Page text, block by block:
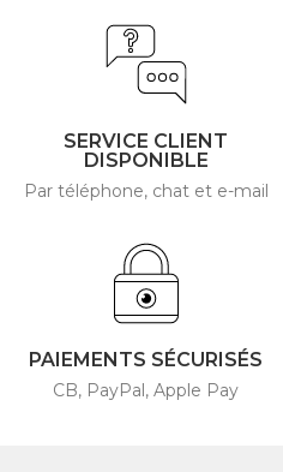
SERVICE CLIENT
DISPONIBLE
Par téléphone, chat et e-mail
PAIEMENTS SÉCURISÉS
CB, PayPal, Apple Pay